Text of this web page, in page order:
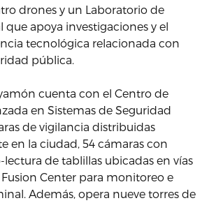
drones y un Laboratorio de
que apoya investigaciones y el
tecnológica relacionada con
pública.
cuenta con el Centro de
en Sistemas de Seguridad
de vigilancia distribuidas
en la ciudad, 54 cámaras con
lectura de tablillas ubicadas en vías
Center para monitoreo e
Además, opera nueve torres de